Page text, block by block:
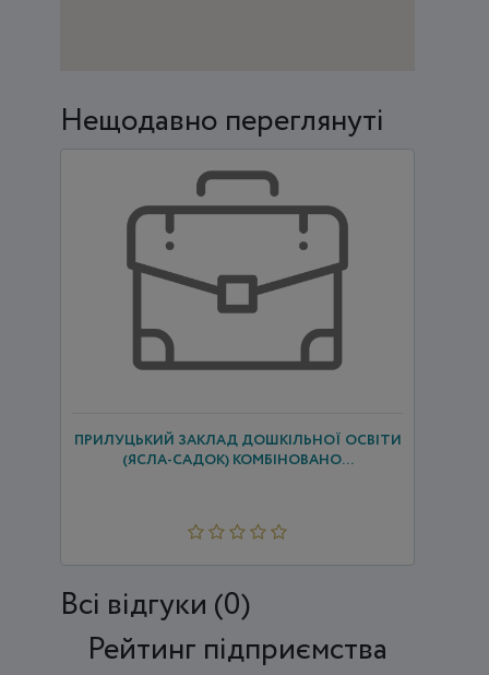
Нещодавно переглянуті
ПРИЛУЦЬКИЙ ЗАКЛАД ДОШКІЛЬНОЇ ОСВІТИ
(ЯСЛА-САДОК) КОМБІНОВАНО...
Всi відгуки (0)
Рейтинг підприємства